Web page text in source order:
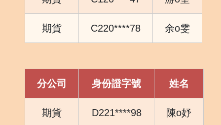
期貨 C220****78 余o雯
分公司 身份證字號 姓名
期貨 D221****98 陳o妤